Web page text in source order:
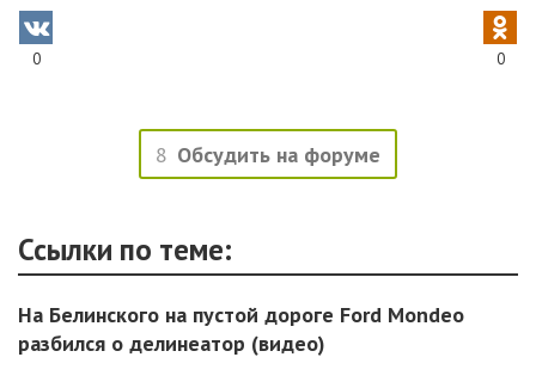
0 0
8 Обсудить на форуме
Ссылки по теме:
На Белинского на пустой дороге Ford Mondeo
разбился о делинеатор (видео)